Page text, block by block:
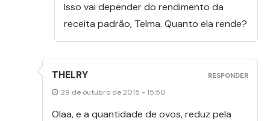
Isso vai depender do rendimento da
receita padrão, Telma. Quanto ela rende?
THELRY
29 de outubro de 2015 - 15:50
Olaa, e a quantidade de ovos, reduz pela
RESPONDER